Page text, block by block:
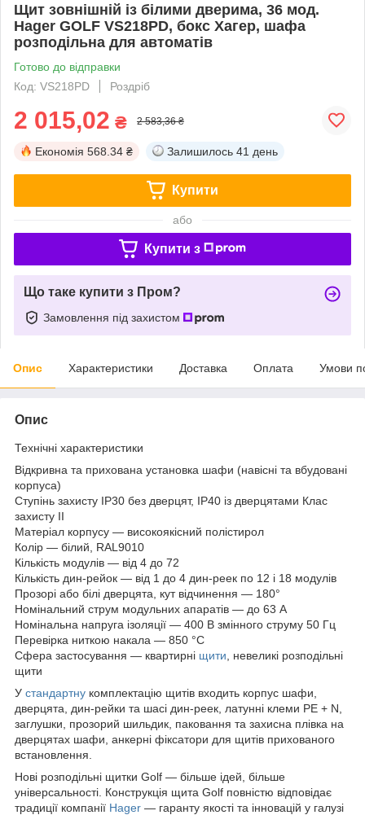
Щит зовнішній із білими дверима, 36 мод.
Hager GOLF VS218PD, бокс Хагер, шафа
розподільна для автоматів
Готово до відправки
Код: VS218PD
Роздріб
2 015,02 ₴ 2 583,36 ₴
Економія 568.34 ₴ Залишилось 41 день
Купити
або
Купити з
Що таке купити з Пром?
Замовлення під захистом
Опис Характеристики Доставка Оплата Умови
Опис
Технічні характеристики
Відкривна та прихована установка шафи (навісні та вбудовані
корпуса)
Ступінь захисту IP30 без дверцят, IP40 із дверцятами Клас
захисту II
Матеріал корпусу — високоякісний полістирол
Колір — білий, RAL9010
Кількість модулів — від 4 до 72
Кількість дин-рейок — від 1 до 4 дин-реек по 12 і 18 модулів
Прозорі або білі дверцята, кут відчинення — 180°
Номінальний струм модульних апаратів — до 63 А
Номінальна напруга ізоляції — 400 В змінного струму 50 Гц
Перевірка ниткою накала — 850 °C
Сфера застосування — квартирні щити , невеликі розподільні
щити
У стандартну комплектацію щитів входить корпус шафи,
дверцята, дин-рейки та шасі дин-реек, латунні клеми PE + N,
заглушки, прозорий шильдик, паковання та захисна плівка на
дверцятах шафи, анкерні фіксатори для щитів прихованого
встановлення.
Нові розподільні щитки Golf — більше ідей, більше
універсальності. Конструкція щита Golf повністю відповідає
традиції компанії Hager — гаранту якості та інновацій у галузі